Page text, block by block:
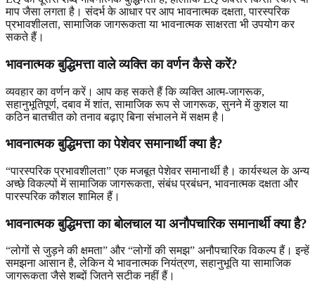
माप जैसा लगता है। संदर्भ के आधार पर आप भावनात्मक दक्षता, पारस्परिक
प्रभावशीलता, सामाजिक जागरूकता या भावनात्मक साक्षरता भी उपयोग कर
सकते हैं।
भावनात्मक बुद्धिमत्ता वाले व्यक्ति का वर्णन कैसे करें?
व्यवहार का वर्णन करें। आप कह सकते हैं कि व्यक्ति आत्म-जागरूक,
सहानुभूतिपूर्ण, दबाव में शांत, सामाजिक रूप से जागरूक, सुनने में कुशल या
कठिन बातचीत को तनाव बढ़ाए बिना संभालने में सक्षम है।
भावनात्मक बुद्धिमत्ता का पेशेवर समानार्थी क्या है?
“पारस्परिक प्रभावशीलता” एक मजबूत पेशेवर समानार्थी है। कार्यस्थल के अन्य
अच्छे विकल्पों में सामाजिक जागरूकता, संबंध प्रबंधन, भावनात्मक दक्षता और
पारस्परिक कौशल शामिल हैं।
भावनात्मक बुद्धिमत्ता का बोलचाल या अनौपचारिक समानार्थी क्या है?
“लोगों से जुड़ने की क्षमता” और “लोगों की समझ” अनौपचारिक विकल्प हैं। इन्हें
समझना आसान है, लेकिन ये भावनात्मक नियंत्रण, सहानुभूति या सामाजिक
जागरूकता जैसे शब्दों जितने सटीक नहीं हैं।